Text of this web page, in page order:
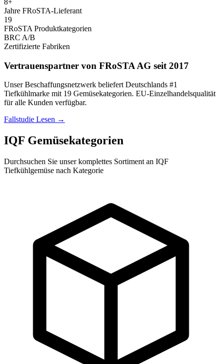
Jahre FRoSTA-Lieferant
19
FRoSTA Produktkategorien
BRC A/B
Zertifizierte Fabriken
Vertrauenspartner von FRoSTA AG seit 2017
Unser Beschaffungsnetzwerk beliefert Deutschlands #1
Tiefkühlmarke mit 19 Gemüsekategorien. EU-Einzelhandelsqualität
für alle Kunden verfügbar.
Fallstudie Lesen →
IQF Gemüsekategorien
Durchsuchen Sie unser komplettes Sortiment an IQF
Tiefkühlgemüse nach Kategorie